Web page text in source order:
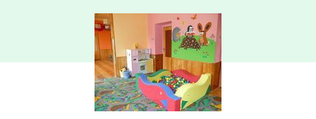
názvem
Zimní
stadion
Moravská
Třebová